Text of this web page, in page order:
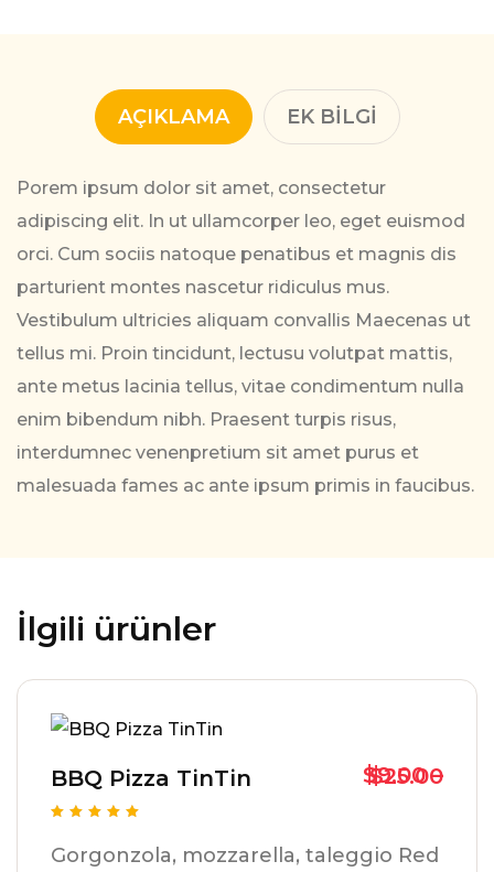
AÇIKLAMA EK BILGI
Porem ipsum dolor sit amet, consectetur
adipiscing elit. In ut ullamcorper leo, eget euismod
orci. Cum sociis natoque penatibus et magnis dis
parturient montes nascetur ridiculus mus.
Vestibulum ultricies aliquam convallis Maecenas ut
tellus mi. Proin tincidunt, lectusu volutpat mattis,
ante metus lacinia tellus, vitae condimentum nulla
enim bibendum nibh. Praesent turpis risus,
interdumnec venenpretium sit amet purus et
malesuada fames ac ante ipsum primis in faucibus.
İlgili ürünler
BBQ Pizza TinTin
Gorgonzola, mozzarella, taleggio Red
oy aldı
$9.00 –
$25.00